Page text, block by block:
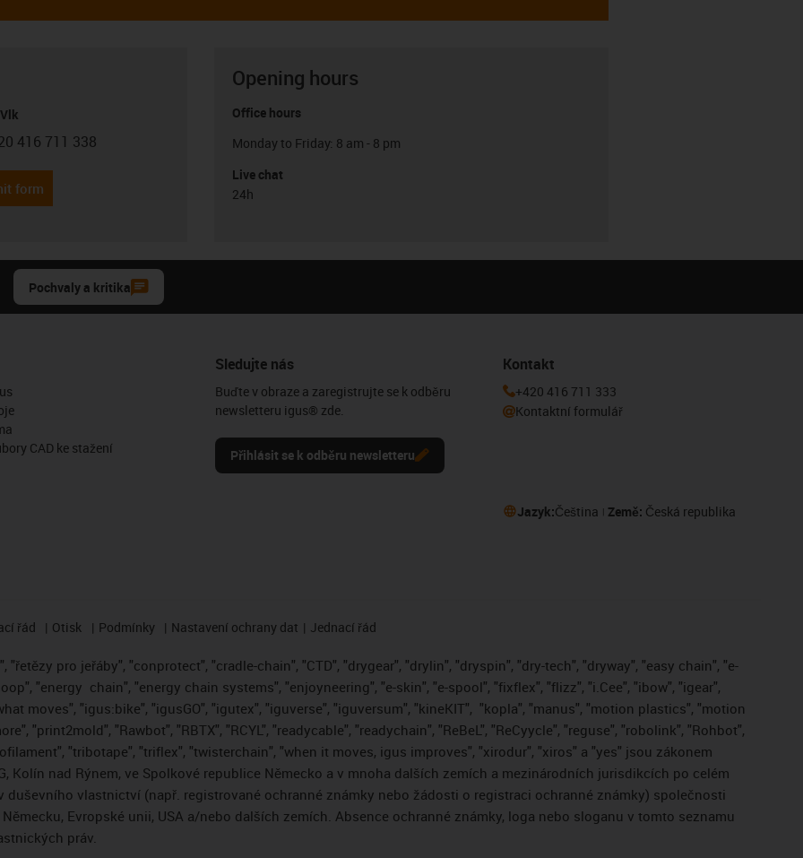
phone
416 711 338
form
Opening hours
Office hours
Monday to Friday: 8 am - 8 pm
Live chat
24h
Pochvaly a kritika
CAD ke stažení
Sledujte nás
Buďte v obraze a zaregistrujte se k odběru
newsletteru igus® zde.
Přihlásit se k odběru newsletteru
Kontakt
+420 416 711 333
Kontaktní formulář
Jazyk:Čeština Země: Česká republika
řád Otisk Podmínky Nastavení ochrany dat Jednací řád
"řetězy pro jeřáby", "conprotect", "cradle-chain", "CTD", "drygear", "drylin", "dryspin", "dry-tech", "dryway", "easy chain", "e-
"energy chain", "energy chain systems", "enjoyneering", "e-skin", "e-spool", "fixflex", "flizz", "i.Cee", "ibow", "igear",
moves", "igus:bike", "igusGO", "igutex", "iguverse", "iguversum", "kineKIT", "kopla", "manus", "motion plastics", "motion
"print2mold", "Rawbot", "RBTX", "RCYL", "readycable", "readychain", "ReBeL", "ReCyycle", "reguse", "robolink", "Rohbot",
"tribotape", "triflex", "twisterchain", "when it moves, igus improves", "xirodur", "xiros" a "yes" jsou zákonem
Kolín nad Rýnem, ve Spolkové republice Německo a v mnoha dalších zemích a mezinárodních jurisdikcích po celém
duševního vlastnictví (např. registrované ochranné známky nebo žádosti o registraci ochranné známky) společnosti
Evropské unii, USA a/nebo dalších zemích. Absence ochranné známky, loga nebo sloganu v tomto seznamu
práv.